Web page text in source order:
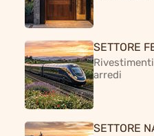
SETTORE
arredi
SETTORE
Fa bene
Una risorsa